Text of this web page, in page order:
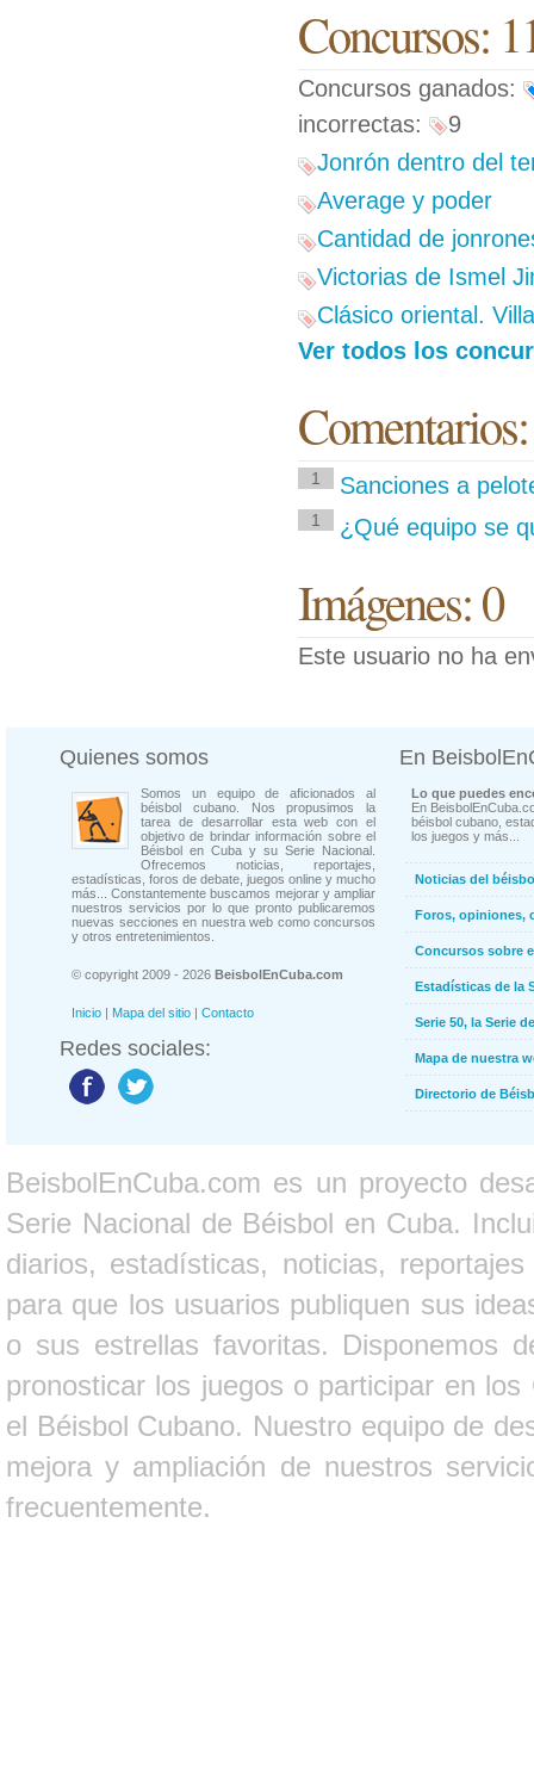
Concursos:
Concursos ganados:
incorrectas:
9
Jonrón dentro del
Average y poder
Cantidad de
Victorias de Ismel
Clásico oriental.
Ver todos los
1 Sanciones a
1 ¿Qué equipo se
Imágenes: 0
Este usuario no ha
Quienes somos
Somos un equipo de aficionados al
béisbol cubano. Nos propusimos la
tarea de desarrollar esta web con el
objetivo de brindar información sobre el
Béisbol en Cuba y su Serie Nacional.
Ofrecemos noticias, reportajes,
estadísticas, foros de debate, juegos online y mucho
más... Constantemente buscamos mejorar y ampliar
nuestros servicios por lo que pronto publicaremos
nuevas secciones en nuestra web como concursos
y otros entretenimientos.
© copyright 2009 - 2026 BeisbolEnCuba.com
Inicio | Mapa del sitio | Contacto
Redes sociales:
En
Lo que puedes
En
béisbol cubano,
los juegos y más...
Noticias del
Foros, opiniones,
Concursos sobre
Estadísticas de la
Serie 50, la Serie
Mapa de nuestra
Directorio de
BeisbolEnCuba.com es un proyecto
Serie Nacional de Béisbol en Cuba.
diarios, estadísticas, noticias,
para que los usuarios publiquen sus
o sus estrellas favoritas. Disponemos
pronosticar los juegos o participar en
el Béisbol Cubano. Nuestro equipo de
mejora y ampliación de nuestros
frecuentemente.